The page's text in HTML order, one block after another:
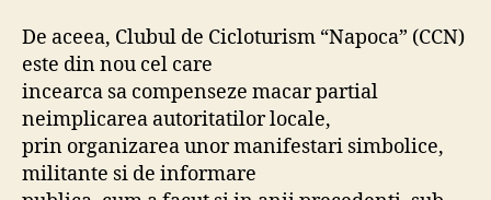
De aceea, Clubul de Cicloturism “Napoca” (CCN)
este din nou cel care
incearca sa compenseze macar partial
neimplicarea autoritatilor locale,
prin organizarea unor manifestari simbolice,
militante si de informare